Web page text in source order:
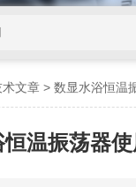
术文章 >数显水浴恒温
温振荡器使